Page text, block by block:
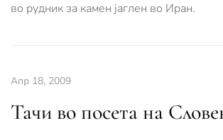
во рудник за камен јаглен во Иран.
Апр 18, 2009
Тачи во посета на